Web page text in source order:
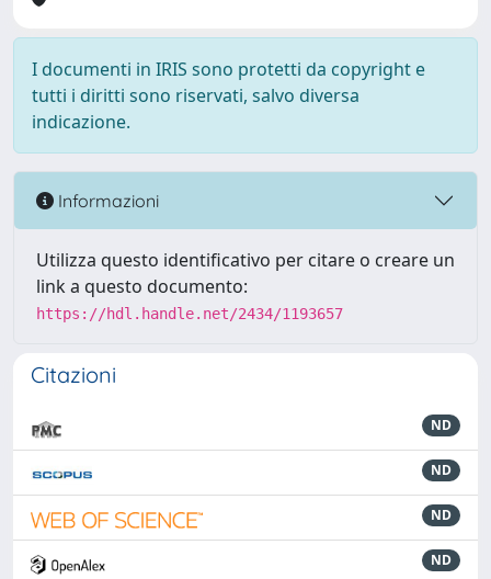
I documenti in IRIS sono protetti da copyright e
tutti i diritti sono riservati, salvo diversa
indicazione.
Informazioni
Utilizza questo identificativo per citare o creare un
link a questo documento:
https://hdl.handle.net/2434/1193657
Citazioni
ND
ND
ND
ND